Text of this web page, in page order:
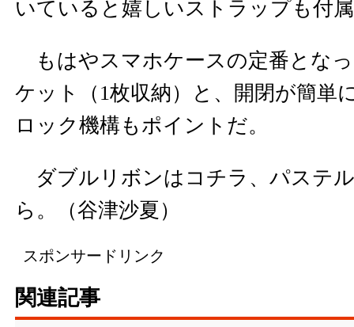
いていると嬉しいストラップも付
もはやスマホケースの定番とな
ケット（1枚収納）と、開閉が簡単
ロック機構もポイントだ。
ダブルリボンは コチラ 、パステ
ら。（谷津沙夏）
スポンサードリンク
関連記事